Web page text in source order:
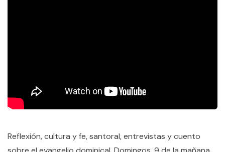
Reflexión, cultura y fe, santoral, entrevistas y cuento